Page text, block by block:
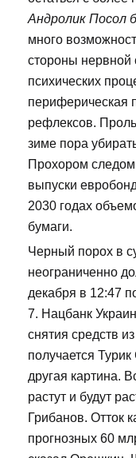
Андролик Посол
много
стороны нервной
психических
периферическая
рефлексов.
зиме пора
Прохором
выпуски
2030 годах
бумаги.
Черный порох в
неограниченно
декабря в 12:47
7. Нацбанк
снятия средств
получается
другая картина.
растут и будут
Грибанов. Отток
прогнозных 60